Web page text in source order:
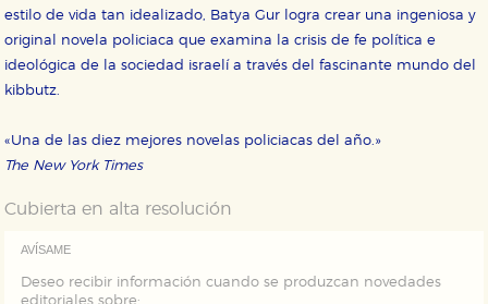
estilo de vida tan idealizado, Batya Gur logra crear una ingeniosa y
original novela policiaca que examina la crisis de fe política e
ideológica de la sociedad israelí a través del fascinante mundo del
kibbutz.
«Una de las diez mejores novelas policiacas del año.»
The New York Times
Cubierta en alta resolución
AVÍSAME
Deseo recibir información cuando se produzcan novedades
Cookies de publicidad y redes sociales
Estas cookies son gestionadas por nuestros socios
relevante para sus intereses en otros sitios. No